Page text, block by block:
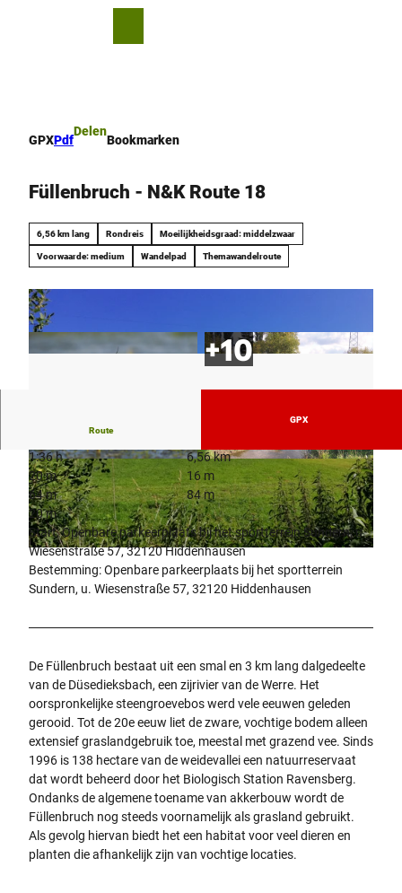
GPXPdf
Delen
Bookmarken
Füllenbruch - N&K Route 18
6,56 km lang Rondreis Moeilijkheidsgraad: middelzwaar
Voorwaarde: medium Wandelpad Themawandelroute
©CC-BY-SA
© Angelika Meister
P
O
I
-
0
a
e
d
e
k
s
b
a
c
h
Route
GPX
1:36 h
6,56 km
20 m
16 m
64 m
84 m
20 m
Start: Openbare parkeerplaats bij het sportterrein Sundern, u.
Wiesenstraße 57, 32120 Hiddenhausen
Bestemming: Openbare parkeerplaats bij het sportterrein
Sundern, u. Wiesenstraße 57, 32120 Hiddenhausen
De Füllenbruch bestaat uit een smal en 3 km lang dalgedeelte
van de Düsedieksbach, een zijrivier van de Werre. Het
oorspronkelijke steengroevebos werd vele eeuwen geleden
gerooid. Tot de 20e eeuw liet de zware, vochtige bodem alleen
extensief graslandgebruik toe, meestal met grazend vee. Sinds
1996 is 138 hectare van de weidevallei een natuurreservaat
dat wordt beheerd door het Biologisch Station Ravensberg.
Ondanks de algemene toename van akkerbouw wordt de
Füllenbruch nog steeds voornamelijk als grasland gebruikt.
Als gevolg hiervan biedt het een habitat voor veel dieren en
planten die afhankelijk zijn van vochtige locaties.